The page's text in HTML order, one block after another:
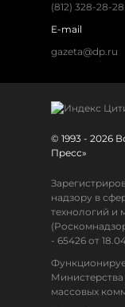
(812) 328-28-28
E-mail
gazeta@dp.ru
© 1993 - 2026
Пресс»
надзору в
технологий и
- 65426 от
Министерства
массовых